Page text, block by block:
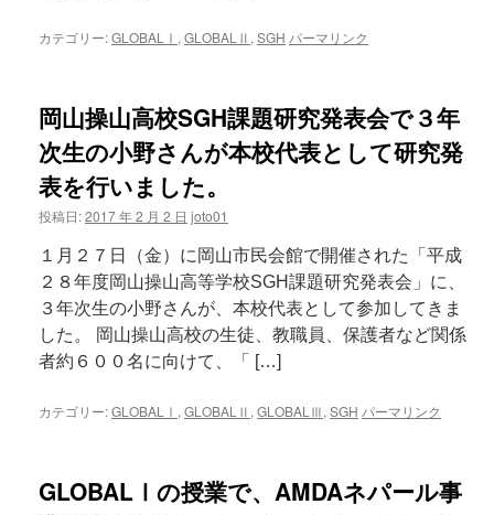
カテゴリー:GLOBALⅠ , GLOBALⅡ , SGH パーマリンク
岡山操山高校SGH課題研究発表会で３年
次生の小野さんが本校代表として研究発
表を行いました。
投稿日:2017 年 2 月 2 日 joto01
１月２７日（金）に岡山市民会館で開催された「平成
２８年度岡山操山高等学校SGH課題研究発表会」に、
３年次生の小野さんが、本校代表として参加してきま
した。 岡山操山高校の生徒、教職員、保護者など関係
者約６００名に向けて、「 […]
カテゴリー:GLOBALⅠ , GLOBALⅡ , GLOBALⅢ, SGH パーマリンク
GLOBALⅠの授業で、AMDAネパール事